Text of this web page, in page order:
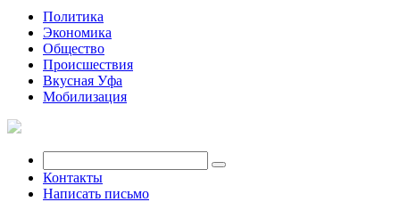
Политика
Экономика
Общество
Происшествия
Вкусная Уфа
Мобилизация
Контакты
Написать письмо